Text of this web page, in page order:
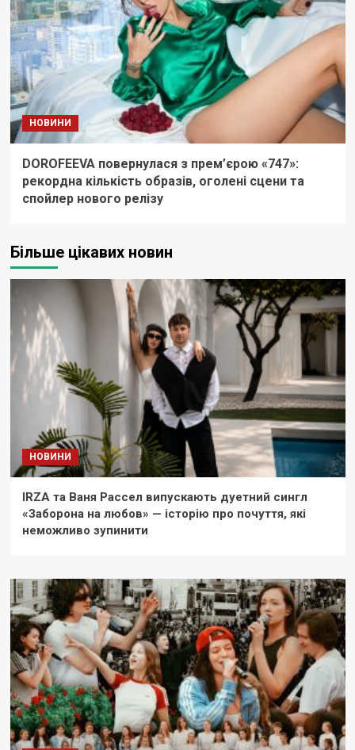
НОВИНИ
DOROFEEVA повернулася з прем’єрою «747»:
рекордна кількість образів, оголені сцени та
спойлер нового релізу
Більше цікавих новин
НОВИНИ
IRZA та Ваня Рассел випускають дуетний сингл
«Заборона на любов» — історію про почуття, які
неможливо зупинити